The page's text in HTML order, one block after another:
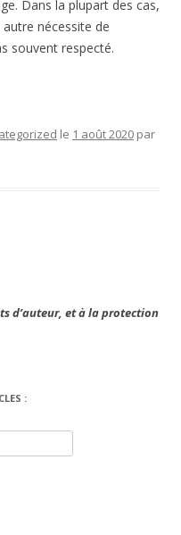
Dans la plupart des cas,
autre nécessite de
souvent respecté.
le 1 août 2020 par
d’auteur, et à la protection
: